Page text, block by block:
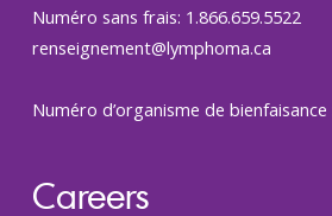
Numéro sans frais: 1.866.659.5522
renseignement@lymphoma.ca
Numéro d’organisme de bienfaisance
Careers